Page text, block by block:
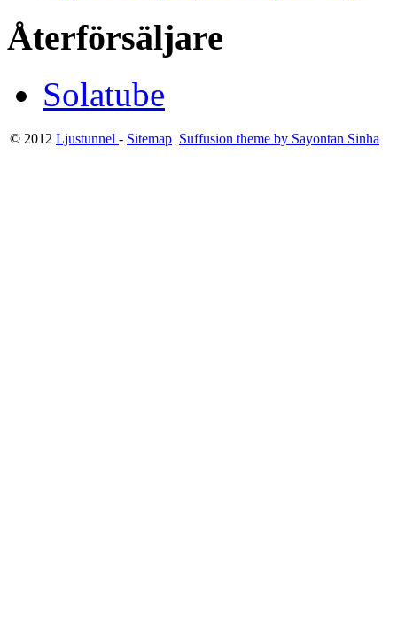
Återförsäljare
Solatube
© 2012 Ljustunnel - Sitemap Suffusion theme by Sayontan Sinha